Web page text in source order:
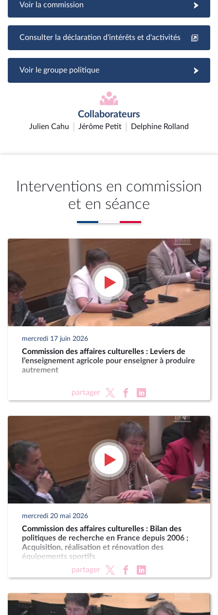
Voir la commission
Consulter la déclaration d'intérêts et d'activités
Voir le groupe politique
Collaborateurs
Julien Cahu Jérôme Petit Delphine Rolland
Interventions en commission
et en séance
mercredi 17 juin 2026
Commission des affaires culturelles : Leviers de
l’enseignement agricole pour enseigner à produire
autrement
partager
mercredi 20 mai 2026
Commission des affaires culturelles : Bilan des
politiques de recherche en France depuis 2006 ;
Acquisition, réalisation et rénovation des
équipements sportifs
partager